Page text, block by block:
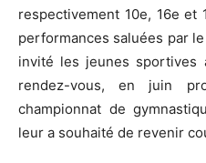
respectivement 10e, 16e
performances saluées par
invité les jeunes sportives
rendez-vous, en juin
championnat de
leur a souhaité de revenir